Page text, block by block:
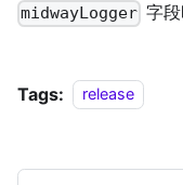
midwayLogger 字
Tags: release